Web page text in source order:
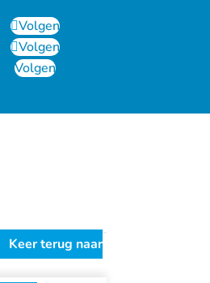
Volgen
Volgen
Volgen
Keer terug naar